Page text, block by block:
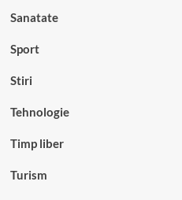
Sanatate
Sport
Stiri
Tehnologie
Timp liber
Turism